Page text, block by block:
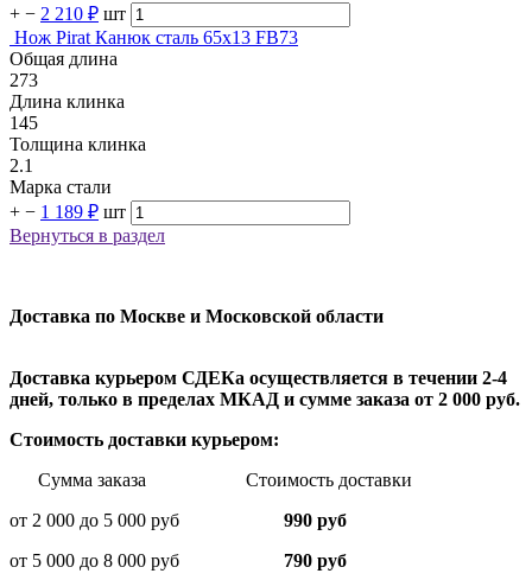
+ − 2 210 ₽ шт
Нож Pirat Канюк сталь 65х13 FB73
Общая длина
273
Длина клинка
145
Толщина клинка
2.1
Марка стали
+ − 1 189 ₽ шт
Вернуться в раздел
Доставка по Москве и Московской области
Доставка курьером СДЕКа осуществляется в течении 2-4
дней, только в пределах МКАД и сумме заказа от 2 000 руб.
Стоимость доставки курьером:
Сумма заказа Стоимость доставки
от 2 000 до 5 000 руб
990 руб
от 5 000 до 8 000 руб 790 руб